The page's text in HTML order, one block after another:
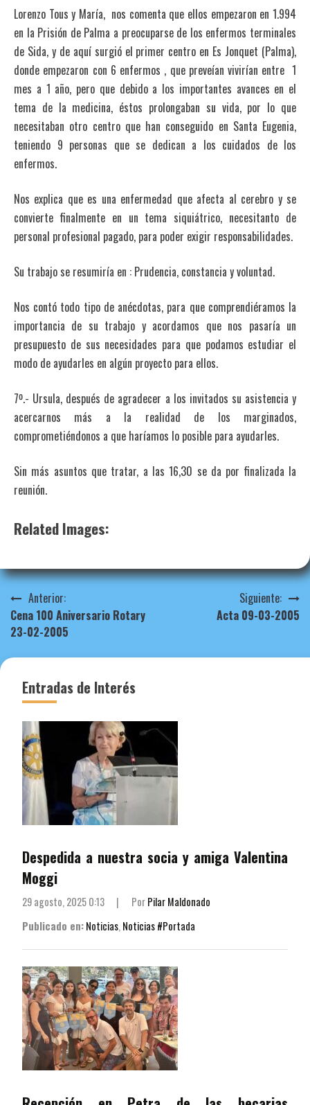
Lorenzo Tous y María, nos comenta que ellos empezaron en 1.994
en la Prisión de Palma a preocuparse de los enfermos terminales
de Sida, y de aquí surgió el primer centro en Es Jonquet (Palma),
donde empezaron con 6 enfermos , que preveían vivirían entre 1
mes a 1 año, pero que debido a los importantes avances en el
tema de la medicina, éstos prolongaban su vida, por lo que
necesitaban otro centro que han conseguido en Santa Eugenia,
teniendo 9 personas que se dedican a los cuidados de los
enfermos.
Nos explica que es una enfermedad que afecta al cerebro y se
convierte finalmente en un tema siquiátrico, necesitanto de
personal profesional pagado, para poder exigir responsabilidades.
Su trabajo se resumiría en : Prudencia, constancia y voluntad.
Nos contó todo tipo de anécdotas, para que comprendiéramos la
importancia de su trabajo y acordamos que nos pasaría un
presupuesto de sus necesidades para que podamos estudiar el
modo de ayudarles en algún proyecto para ellos.
7º.- Ursula, después de agradecer a los invitados su asistencia y
acercarnos más a la realidad de los marginados,
comprometiéndonos a que haríamos lo posible para ayudarles.
Sin más asuntos que tratar, a las 16,30 se da por finalizada la
reunión.
Related Images:
Navegación
de
entradas
Anterior:
Cena 100 Aniversario Rotary
23-02-2005
Siguiente:
Acta 09-03-2005
Entradas de Interés
Despedida a nuestra socia y amiga Valentina
Moggi
29 agosto, 2025 0:13 | PorPilar Maldonado
Publicado en:Noticias, Noticias #Portada